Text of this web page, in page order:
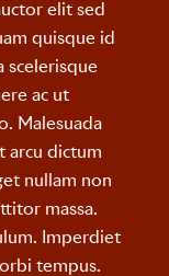
elit sed
quisque id
scelerisque
ac ut
Malesuada
arcu dictum
nullam non
massa.
Imperdiet
tempus.